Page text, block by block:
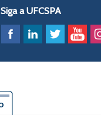
Siga a UFCSPA